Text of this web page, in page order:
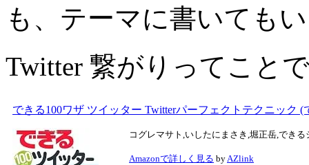
も、テーマに書いても
Twitter 繋がりってこと
できる100ワザ ツイッター Twitterパーフェクトテクニック (
コグレマサト,いしたにまさき,堀正岳,でき
Amazonで詳しく見る byAZlink